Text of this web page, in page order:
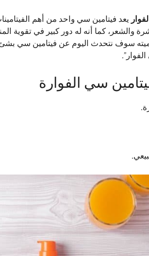
يعد فيتامين سي واحد من أهم
والشعر، كما أنه له دور كبير في تقوية
سوف نتحدث اليوم عن فيتامين سي
سي الفوارة